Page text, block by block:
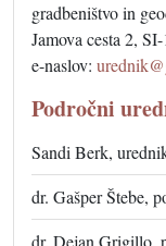
gradbeništvo in
Jamova cesta 2,
e-naslov:
Področni
Sandi Berk,
dr. Gašper Štebe,
dr. Dejan Grigillo,